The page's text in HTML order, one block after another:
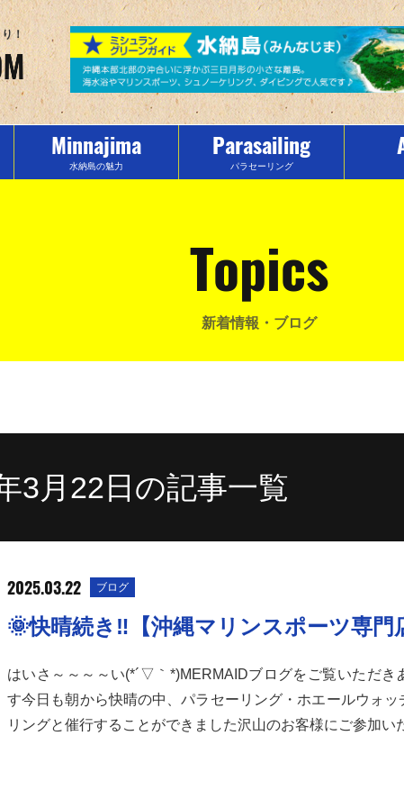
！
Minnajima
水納島の魅力
Parasailing
パラセーリング
Topics
新着情報・ブログ
3月22日の記事一覧
2025.03.22 ブログ
🌞快晴続き‼【沖縄マリンスポーツ専
はいさ～～～～い(*´▽｀*)MERMAIDブログをご覧いただき
す今日も朝から快晴の中、パラセーリング・ホエールウォッ
リングと催行することができました沢山のお客様にご参加